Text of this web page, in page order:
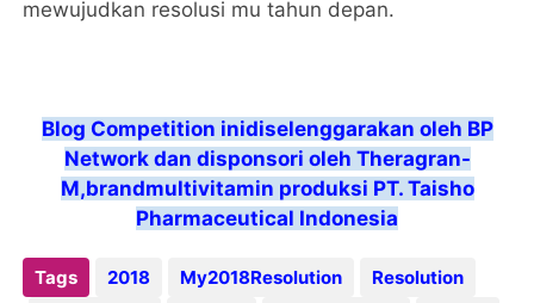
mewujudkan resolusi mu tahun depan.
Blog Competition inidiselenggarakan oleh BP
Network dan disponsori oleh Theragran-
M,brandmultivitamin produksi PT. Taisho
Pharmaceutical Indonesia
Tags 2018 My2018Resolution
Resolution